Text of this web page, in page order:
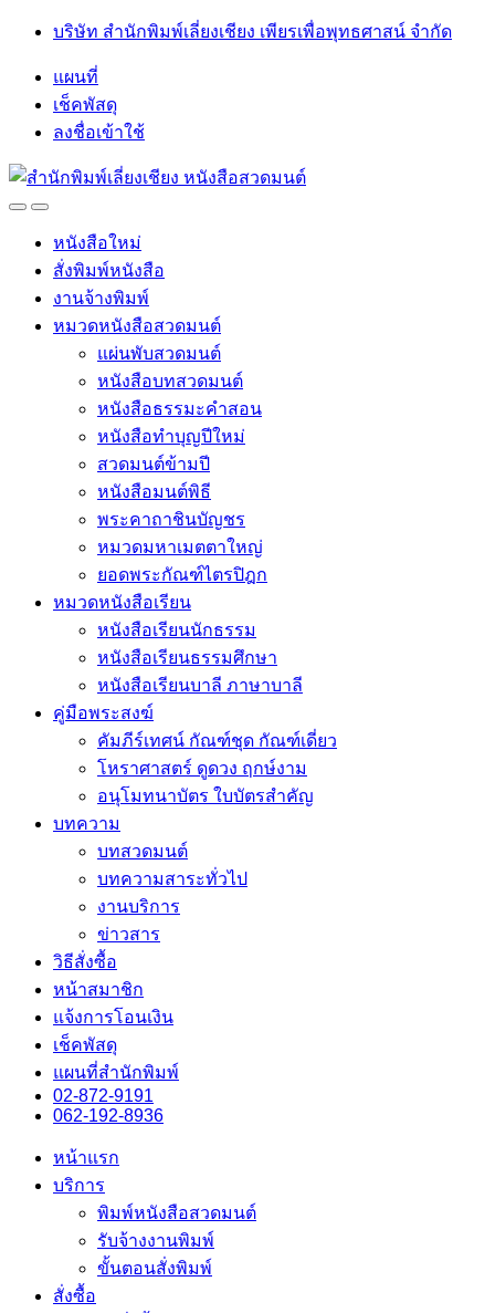
Skip
navigation
Skip
บริษัท สำนักพิมพ์เลี่ยงเชียง เพียรเพื่อพุทธศาสน์ จำกัด
แผนที่
เช็คพัสดุ
ลงชื่อเข้าใช้
OpenClose
หนังสือใหม่
สั่งพิมพ์หนังสือ
งานจ้างพิมพ์
หมวดหนังสือสวดมนต์
แผ่นพับสวดมนต์
หนังสือบทสวดมนต์
หนังสือธรรมะคำสอน
หนังสือทำบุญปีใหม่
สวดมนต์ข้ามปี
หนังสือมนต์พิธี
พระคาถาชินบัญชร
หมวดมหาเมตตาใหญ่
ยอดพระกัณฑ์ไตรปิฎก
หมวดหนังสือเรียน
หนังสือเรียนนักธรรม
หนังสือเรียนธรรมศึกษา
หนังสือเรียนบาลี ภาษาบาลี
คู่มือพระสงฆ์
คัมภีร์เทศน์ กัณฑ์ชุด กัณฑ์เดี่ยว
โหราศาสตร์ ดูดวง ฤกษ์งาม
อนุโมทนาบัตร ใบบัตรสำคัญ
บทความ
บทสวดมนต์
บทความสาระทั่วไป
งานบริการ
ข่าวสาร
วิธีสั่งซื้อ
หน้าสมาชิก
แจ้งการโอนเงิน
เช็คพัสดุ
แผนที่สำนักพิมพ์
02-872-9191
062-192-8936
หน้าแรก
บริการ
พิมพ์หนังสือสวดมนต์
รับจ้างงานพิมพ์
ขั้นตอนสั่งพิมพ์
สั่งซื้อ